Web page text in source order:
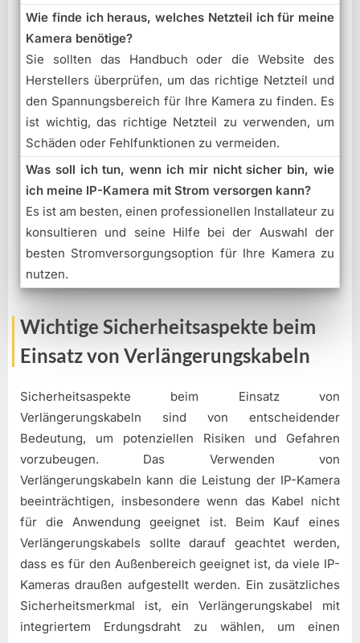
Wie finde ich heraus, welches Netzteil ich für meine
Kamera benötige?
Sie sollten das Handbuch oder die Website des
Herstellers überprüfen, um das richtige Netzteil und
den Spannungsbereich für Ihre Kamera zu finden. Es
ist wichtig, das richtige Netzteil zu verwenden, um
Schäden oder Fehlfunktionen zu vermeiden.
Was soll ich tun, wenn ich mir nicht sicher bin, wie
ich meine IP-Kamera mit Strom versorgen kann?
Es ist am besten, einen professionellen Installateur zu
konsultieren und seine Hilfe bei der Auswahl der
besten Stromversorgungsoption für Ihre Kamera zu
nutzen.
Wichtige Sicherheitsaspekte beim
Einsatz von Verlängerungskabeln
Sicherheitsaspekte beim Einsatz von
Verlängerungskabeln sind von entscheidender
Bedeutung, um potenziellen Risiken und Gefahren
vorzubeugen. Das Verwenden von
Verlängerungskabeln kann die Leistung der IP-Kamera
beeinträchtigen, insbesondere wenn das Kabel nicht
für die Anwendung geeignet ist. Beim Kauf eines
Verlängerungskabels sollte darauf geachtet werden,
dass es für den Außenbereich geeignet ist, da viele IP-
Kameras draußen aufgestellt werden. Ein zusätzliches
Sicherheitsmerkmal ist, ein Verlängerungskabel mit
integriertem Erdungsdraht zu wählen, um einen